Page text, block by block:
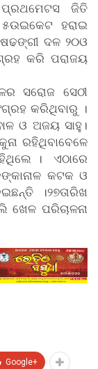
ଜିତି
ହରାଇ
ଷଢଙ୍ଗୀ ଦଳ ୨୦ଓ
କରି ପରାଜୟ
ସରୋଜ ସେଠୀ
କରିଥିବାରୁ ।
ଓ ଅଜୟ ସାହୁ।
ରହିଥିବାବେଳେ
। ଏଠାରେ
କଟକ ଓ
।୨୭ତାରିଖ
ପରିଚାଳନା
Google+